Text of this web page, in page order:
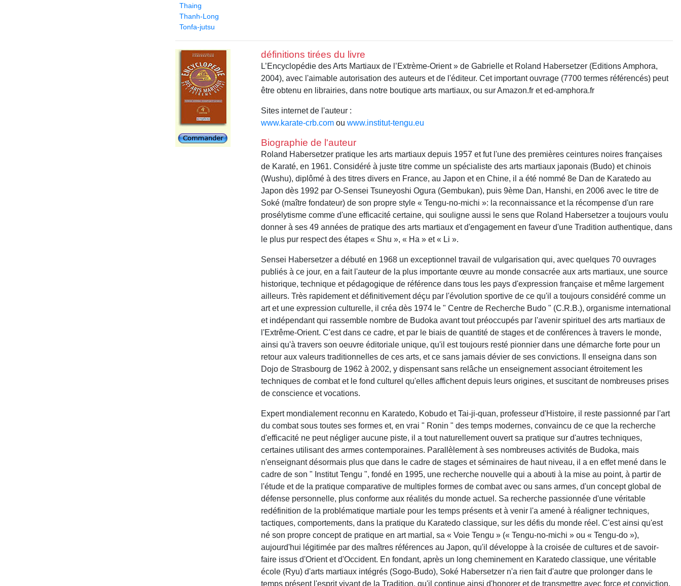
Thaing
Thanh-Long
Tonfa-jutsu
définitions tirées du livre
L’Encyclopédie des Arts Martiaux de l’Extrème-Orient » de Gabrielle et Roland Habersetzer (Editions Amphora,
2004), avec l'aimable autorisation des auteurs et de l'éditeur. Cet important ouvrage (7700 termes référencés) peut
être obtenu en librairies, dans notre boutique arts martiaux, ou sur Amazon.fr et ed-amphora.fr
Sites internet de l'auteur :
www.karate-crb.comou www.institut-tengu.eu
Biographie de l'auteur
Roland Habersetzer pratique les arts martiaux depuis 1957 et fut l'une des premières ceintures noires françaises
de Karaté, en 1961. Considéré à juste titre comme un spécialiste des arts martiaux japonais (Budo) et chinois
(Wushu), diplômé à des titres divers en France, au Japon et en Chine, il a été nommé 8e Dan de Karatedo au
Japon dès 1992 par O-Sensei Tsuneyoshi Ogura (Gembukan), puis 9ème Dan, Hanshi, en 2006 avec le titre de
Soké (maître fondateur) de son propre style « Tengu-no-michi »: la reconnaissance et la récompense d'un rare
prosélytisme comme d'une efficacité certaine, qui souligne aussi le sens que Roland Habersetzer a toujours voulu
donner à ses 49 années de pratique des arts martiaux et d'engagement en faveur d'une Tradition authentique, dans
le plus pur respect des étapes « Shu », « Ha » et « Li ».
Sensei Habersetzer a débuté en 1968 un exceptionnel travail de vulgarisation qui, avec quelques 70 ouvrages
publiés à ce jour, en a fait l'auteur de la plus importante œuvre au monde consacrée aux arts martiaux, une source
historique, technique et pédagogique de référence dans tous les pays d'expression française et même largement
ailleurs. Très rapidement et définitivement déçu par l'évolution sportive de ce qu'il a toujours considéré comme un
art et une expression culturelle, il créa dès 1974 le " Centre de Recherche Budo " (C.R.B.), organisme international
et indépendant qui rassemble nombre de Budoka avant tout préoccupés par l'avenir spirituel des arts martiaux de
l'Extrême-Orient. C'est dans ce cadre, et par le biais de quantité de stages et de conférences à travers le monde,
ainsi qu'à travers son oeuvre éditoriale unique, qu'il est toujours resté pionnier dans une démarche forte pour un
retour aux valeurs traditionnelles de ces arts, et ce sans jamais dévier de ses convictions. Il enseigna dans son
Dojo de Strasbourg de 1962 à 2002, y dispensant sans relâche un enseignement associant étroitement les
techniques de combat et le fond culturel qu'elles affichent depuis leurs origines, et suscitant de nombreuses prises
de conscience et vocations.
Expert mondialement reconnu en Karatedo, Kobudo et Tai-ji-quan, professeur d'Histoire, il reste passionné par l'art
du combat sous toutes ses formes et, en vrai " Ronin " des temps modernes, convaincu de ce que la recherche
d'efficacité ne peut négliger aucune piste, il a tout naturellement ouvert sa pratique sur d'autres techniques,
certaines utilisant des armes contemporaines. Parallèlement à ses nombreuses activités de Budoka, mais
n'enseignant désormais plus que dans le cadre de stages et séminaires de haut niveau, il a en effet mené dans le
cadre de son " Institut Tengu ", fondé en 1995, une recherche nouvelle qui a abouti à la mise au point, à partir de
l'étude et de la pratique comparative de multiples formes de combat avec ou sans armes, d'un concept global de
défense personnelle, plus conforme aux réalités du monde actuel. Sa recherche passionnée d'une véritable
redéfinition de la problématique martiale pour les temps présents et à venir l'a amené à réaligner techniques,
tactiques, comportements, dans la pratique du Karatedo classique, sur les défis du monde réel. C'est ainsi qu'est
né son propre concept de pratique en art martial, sa « Voie Tengu » (« Tengu-no-michi » ou « Tengu-do »),
aujourd'hui légitimée par des maîtres références au Japon, qu'il développe à la croisée de cultures et de savoir-
faire issus d'Orient et d'Occident. En fondant, après un long cheminement en Karatedo classique, une véritable
école (Ryu) d'arts martiaux intégrés (Sogo-Budo), Soké Habersetzer n'a rien fait d'autre que prolonger dans le
temps présent l'esprit vivant de la Tradition, qu'il continue ainsi d'honorer et de transmettre avec force et conviction,